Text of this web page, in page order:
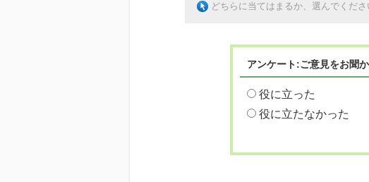
どちらに当てはまるか、選んでくださ
アンケート:ご意見をお聞
役に立った
役に立たなかった